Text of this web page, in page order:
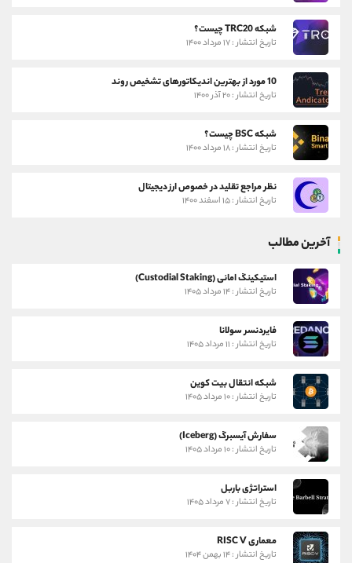
شبکه TRC20 چیست؟
تاریخ انتشار : ۱۷ مرداد ۱۴۰۰
10 مورد از بهترین اندیکاتورهای تشخیص روند
تاریخ انتشار : ۲۰ آذر ۱۴۰۰
شبکه BSC چیست؟
تاریخ انتشار : ۱۸ مرداد ۱۴۰۰
نظر مراجع تقلید در خصوص ارز دیجیتال
تاریخ انتشار : ۱۵ اسفند ۱۴۰۰
آخرین مطالب
استیکینگ امانی (Custodial Staking)
تاریخ انتشار : ۱۴ مرداد ۱۴۰۵
فایردنسر سولانا
تاریخ انتشار : ۱۱ مرداد ۱۴۰۵
شبکه انتقال بیت کوین
تاریخ انتشار : ۱۰ مرداد ۱۴۰۵
سفارش آیسبرگ (Iceberg)
تاریخ انتشار : ۱۰ مرداد ۱۴۰۵
استراتژی باربل
تاریخ انتشار : ۷ مرداد ۱۴۰۵
معماری RISC V
تاریخ انتشار : ۱۴ بهمن ۱۴۰۴